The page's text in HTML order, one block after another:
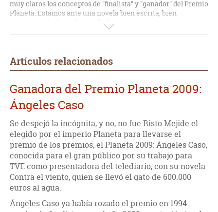
muy claros los conceptos de "finalista" y "ganador" del Premio
Planeta. Estamos ante una novela bien escrita, bien
argumentada, bien desarrollada, con personajes interesantes
y que sólo consiguió ser finalista del Planeta aún teniendo
desconfiar de los premios. Para quién se anime, Emilio
Calderón nos ofrece una novela que podríamos denominar
aunque en ocasiones se diluye, en líneas generales
engancha y no decepciona. Además nos presenta una gran
visión en conjunto de la India y los colonos Británicos en la
Segunda Guerra Mundial.
Artículos relacionados
Ganadora del Premio Planeta 2009:
Ángeles Caso
Se despejó la incógnita, y no, no fue Risto Mejide el
elegido por el imperio Planeta para llevarse el
premio de los premios, el Planeta 2009: Ángeles Caso,
conocida para el gran público por su trabajo para
TVE como presentadora del telediario, con su novela
Contra el viento, quien se llevó el gato de 600.000
euros al agua.
Ángeles Caso ya había rozado el premio en 1994